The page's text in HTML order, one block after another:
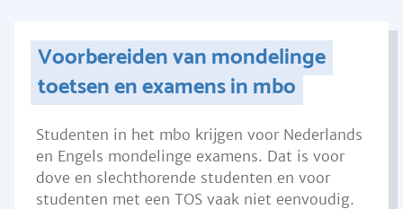
Voorbereiden van mondelinge
toetsen en examens in mbo
Studenten in het mbo krijgen voor Nederlands
en Engels mondelinge examens. Dat is voor
dove en slechthorende studenten en voor
studenten met een TOS vaak niet eenvoudig.